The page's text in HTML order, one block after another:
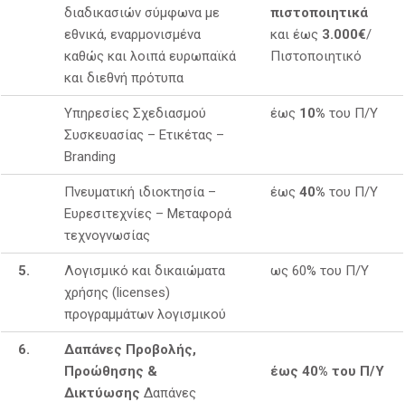
διαδικασιών σύμφωνα με
εθνικά, εναρμονισμένα
καθώς και λοιπά ευρωπαϊκά
και διεθνή πρότυπα
πιστοποιητικά
και έως 3.000€/
Πιστοποιητικό
Υπηρεσίες Σχεδιασμού
Συσκευασίας – Ετικέτας –
Branding
έως 10% του Π/Υ
Πνευματική ιδιοκτησία –
Ευρεσιτεχνίες – Μεταφορά
τεχνογνωσίας
έως 40% του Π/Υ
5.
Λογισμικό και δικαιώματα
χρήσης (licenses)
προγραμμάτων λογισμικού
ως 60% του Π/Υ
6.
Δαπάνες Προβολής,
Προώθησης &
Δικτύωσης Δαπάνες
έως 40% του Π/Υ